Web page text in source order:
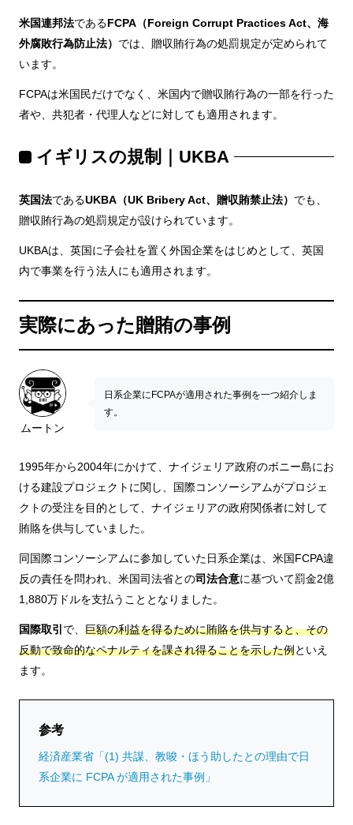
米国連邦法であるFCPA（Foreign Corrupt Practices Act、海
外腐敗行為防止法） では、贈収賄行為の処罰規定が定められて
います。
FCPAは米国民だけでなく、米国内で贈収賄行為の一部を行った
者や、共犯者・代理人などに対しても適用されます。
イギリスの規制｜UKBA
英国法であるUKBA（UK Bribery Act、贈収賄禁止法） でも、
贈収賄行為の処罰規定が設けられています。
UKBAは、英国に子会社を置く外国企業をはじめとして、英国
内で事業を行う法人にも適用されます。
実際にあった贈賄の事例
ムートン
日系企業にFCPAが適用された事例を一つ紹介しま
す。
1995年から2004年にかけて、ナイジェリア政府のボニー島にお
ける建設プロジェクトに関し、国際コンソーシアムがプロジェ
クトの受注を目的として、ナイジェリアの政府関係者に対して
賄賂を供与していました。
同国際コンソーシアムに参加していた日系企業は、米国FCPA違
反の責任を問われ、米国司法省との司法合意に基づいて罰金2億
1,880万ドルを支払うこととなりました。
国際取引で、 巨額の利益を得るために賄賂を供与すると、その
反動で致命的なペナルティを課され得ることを示した例といえ
ます。
参考
経済産業省「(1) 共謀、教唆・ほう助したとの理由で日
系企業に FCPA が適用された事例」